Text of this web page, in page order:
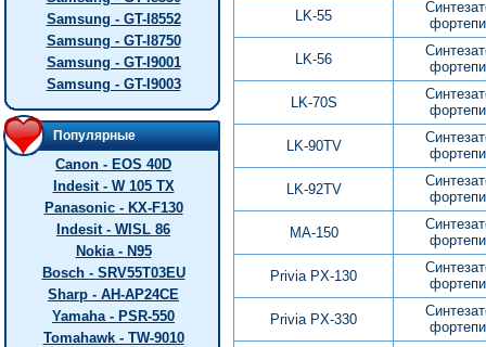
Samsung - GT-I8552
Samsung - GT-I8750
Samsung - GT-I9001
Samsung - GT-I9003
Популярные
Canon - EOS 40D
Indesit - W 105 TX
Panasonic - KX-F130
Indesit - WISL 86
Nokia - N95
Bosch - SRV55T03EU
Sharp - AH-AP24CE
Yamaha - PSR-550
Tomahawk - TW-9010
LK-55
LK-56
LK-70S
LK-90TV
LK-92TV
MA-150
Privia PX-130
Privia PX-330